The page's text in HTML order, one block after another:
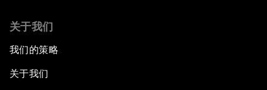
关于我们
我们的策略
关于我们